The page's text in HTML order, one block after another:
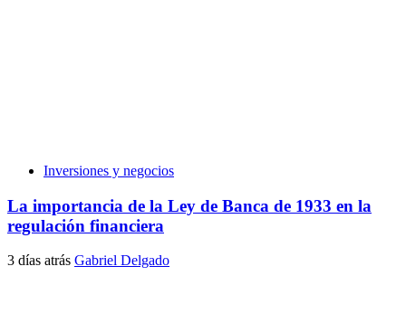
Inversiones y negocios
La importancia de la Ley de Banca de 1933 en la
regulación financiera
3 días atrás Gabriel Delgado